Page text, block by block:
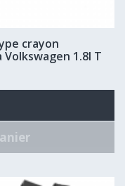
crayon
1.8l T